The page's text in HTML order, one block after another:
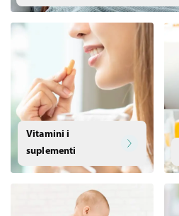
Vitamini i
suplementi